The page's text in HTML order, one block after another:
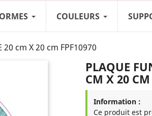
COULEURS
20 cm X 20 cm FPF10970
PLAQUE
CM X 20
Information :
Ce produit est